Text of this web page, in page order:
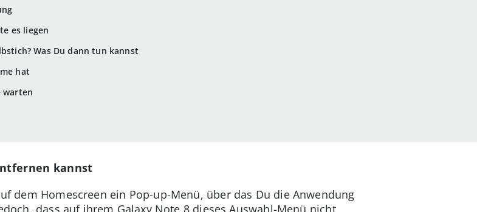
es liegen
Was Du dann tun kannst
hat
warten
kannst
dem Homescreen ein Pop-up-Menü, über das Du die Anwendung
dass auf ihrem Galaxy Note 8 dieses Auswahl-Menü nicht